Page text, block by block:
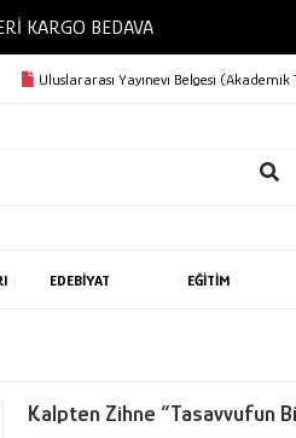
KARGO BEDAVA
Uluslararası Yayınevi Belgesi (Akademik
EDEBİYAT EĞİTİM
Kalpten Zihne “Tasavvufun